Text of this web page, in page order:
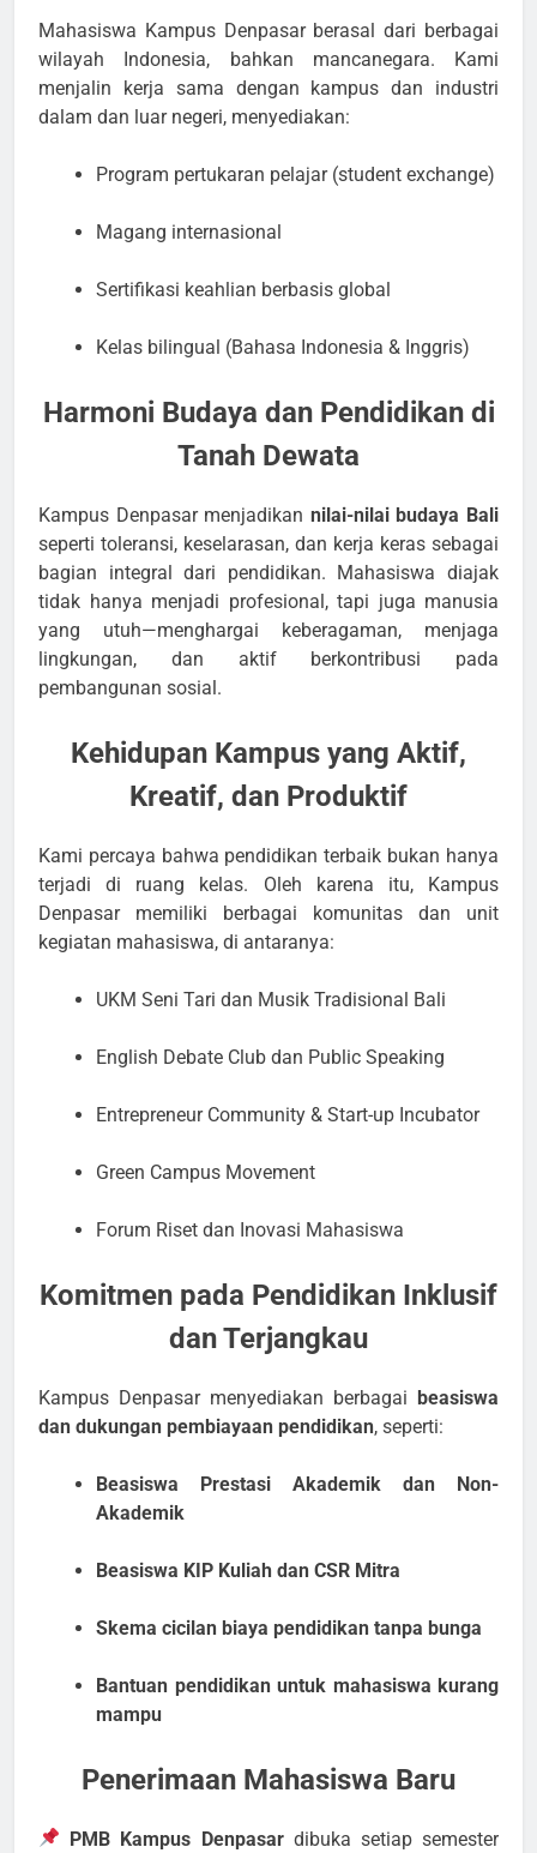
Mahasiswa Kampus Denpasar berasal dari berbagai
wilayah Indonesia, bahkan mancanegara. Kami
menjalin kerja sama dengan kampus dan industri
dalam dan luar negeri, menyediakan:
Program pertukaran pelajar (student exchange)
Magang internasional
Sertifikasi keahlian berbasis global
Kelas bilingual (Bahasa Indonesia & Inggris)
Harmoni Budaya dan Pendidikan di
Tanah Dewata
Kampus Denpasar menjadikan nilai-nilai budaya Bali
seperti toleransi, keselarasan, dan kerja keras sebagai
bagian integral dari pendidikan. Mahasiswa diajak
tidak hanya menjadi profesional, tapi juga manusia
yang utuh—menghargai keberagaman, menjaga
lingkungan, dan aktif berkontribusi pada
pembangunan sosial.
Kehidupan Kampus yang Aktif,
Kreatif, dan Produktif
Kami percaya bahwa pendidikan terbaik bukan hanya
terjadi di ruang kelas. Oleh karena itu, Kampus
Denpasar memiliki berbagai komunitas dan unit
kegiatan mahasiswa, di antaranya:
UKM Seni Tari dan Musik Tradisional Bali
English Debate Club dan Public Speaking
Entrepreneur Community & Start-up Incubator
Green Campus Movement
Forum Riset dan Inovasi Mahasiswa
Komitmen pada Pendidikan Inklusif
dan Terjangkau
Kampus Denpasar menyediakan berbagai beasiswa
dan dukungan pembiayaan pendidikan, seperti:
Beasiswa Prestasi Akademik dan Non-
Akademik
Beasiswa KIP Kuliah dan CSR Mitra
Skema cicilan biaya pendidikan tanpa bunga
Bantuan pendidikan untuk mahasiswa kurang
mampu
Penerimaan Mahasiswa Baru
PMB Kampus Denpasardibuka setiap semester